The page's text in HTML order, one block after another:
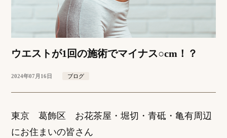
ウエストが1回の施術でマイナス○cm！？
2024年07月16日 ブログ
東京 葛飾区 お花茶屋・堀切・青砥・亀有周辺
にお住まいの皆さん